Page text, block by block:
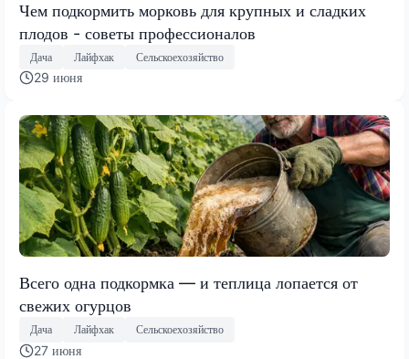
Чем подкормить морковь для крупных и сладких
плодов - советы профессионалов
Дача Лайфхак Сельскоехозяйство
29 июня
Всего одна подкормка — и теплица лопается от
свежих огурцов
Дача Лайфхак Сельскоехозяйство
27 июня